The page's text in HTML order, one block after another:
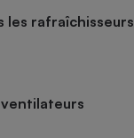
les rafraîchisseurs
ventilateurs